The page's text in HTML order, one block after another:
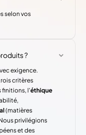
selon vos
?
exigence.
critères
finitions, l'éthique
(matières
privilégions
et des